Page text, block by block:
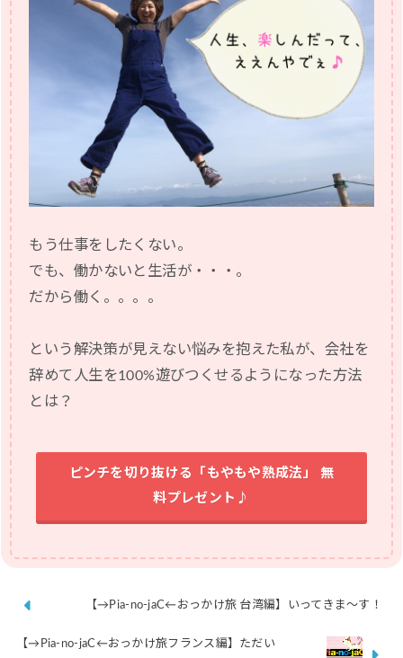
もう仕事をしたくない。
でも、働かないと生活が・・・。
だから働く。。。。
という解決策が見えない悩みを抱えた私が、会社を
辞めて人生を100%遊びつくせるようになった方法
とは？
ピンチを切り抜ける「もやもや熟成法」 無
料プレゼント♪
【→Pia-no-jaC←おっかけ旅 台湾編】いってきま～す！
【→Pia-no-jaC←おっかけ旅フランス編】ただい